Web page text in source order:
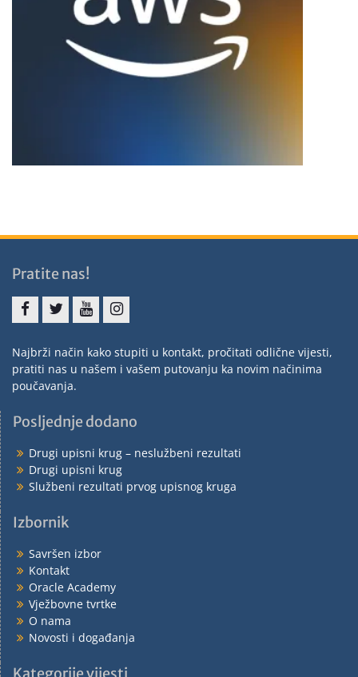
Pratite nas!
Najbrži način kako stupiti u kontakt, pročitati odlične vijesti,
pratiti nas u našem i vašem putovanju ka novim načinima
poučavanja.
Posljednje dodano
Drugi upisni krug – neslužbeni rezultati
Drugi upisni krug
Službeni rezultati prvog upisnog kruga
Izbornik
Savršen izbor
Kontakt
Oracle Academy
Vježbovne tvrtke
O nama
Novosti i događanja
Kategorije vijesti